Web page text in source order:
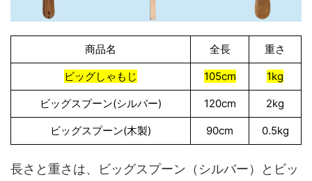
商品名 全長 重さ
ビッグしゃもじ 105cm 1kg
ビッグスプーン(シルバー) 120cm 2kg
ビッグスプーン(木製) 90cm 0.5kg
長さと重さは、ビッグスプーン（シルバー）とビッ